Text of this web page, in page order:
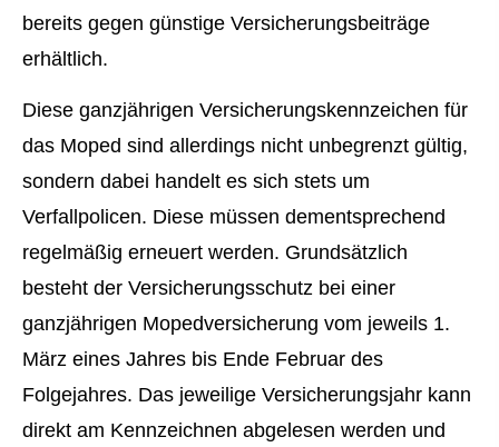
bereits gegen günstige Versicherungsbeiträge
erhältlich.
Diese ganzjährigen Versicherungskennzeichen für
das Moped sind allerdings nicht unbegrenzt gültig,
sondern dabei handelt es sich stets um
Verfallpolicen. Diese müssen dementsprechend
regelmäßig erneuert werden. Grundsätzlich
besteht der Versicherungsschutz bei einer
ganzjährigen Mopedversicherung vom jeweils 1.
März eines Jahres bis Ende Februar des
Folgejahres. Das jeweilige Versicherungsjahr kann
direkt am Kennzeichnen abgelesen werden und